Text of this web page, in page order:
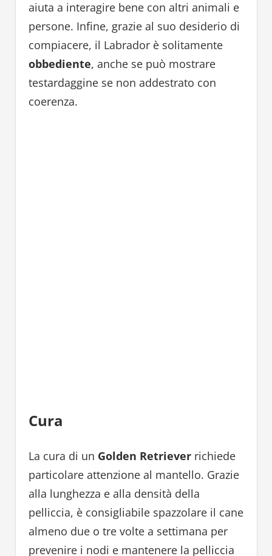
aiuta a interagire bene con altri animali e
persone. Infine, grazie al suo desiderio di
compiacere, il Labrador è solitamente
obbediente, anche se può mostrare
testardaggine se non addestrato con
coerenza.
Cura
La cura di un Golden Retrieverrichiede
particolare attenzione al mantello. Grazie
alla lunghezza e alla densità della
pelliccia, è consigliabile spazzolare il cane
almeno due o tre volte a settimana per
prevenire i nodi e mantenere la pelliccia